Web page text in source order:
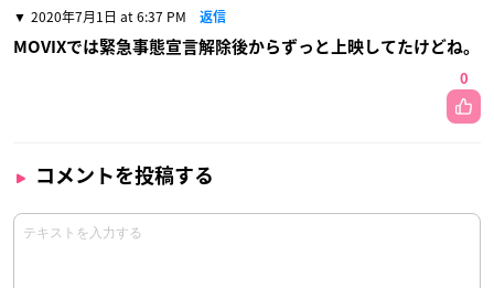
2020年7月1日 at 6:37 PM 返信
MOVIXでは緊急事態宣言解除後からずっと上映してたけどね。
0
コメントを投稿する